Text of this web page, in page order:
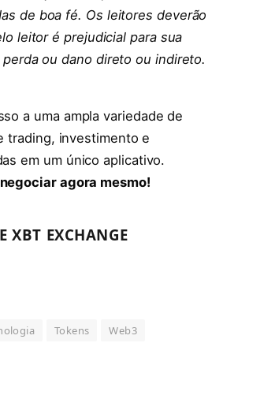
de boa fé. Os leitores deverão
leitor é prejudicial para sua
ou dano direto ou indireto.
a uma ampla variedade de
trading, investimento e
em um único aplicativo.
agora mesmo!
XBT EXCHANGE
Tokens Web3